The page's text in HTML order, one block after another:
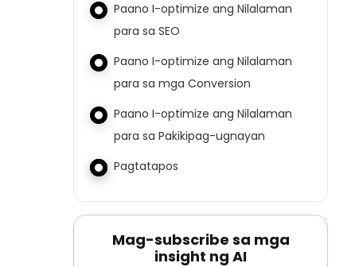
Paano I-optimize ang Nilalaman
para sa SEO
Paano I-optimize ang Nilalaman
para sa mga Conversion
Paano I-optimize ang Nilalaman
para sa Pakikipag-ugnayan
Pagtatapos
Mag-subscribe sa mga
insight ng AI